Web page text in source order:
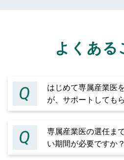
よくある
はじめて専属産業医
が、サポートしても
専属産業医の選任ま
い期間が必要ですか？